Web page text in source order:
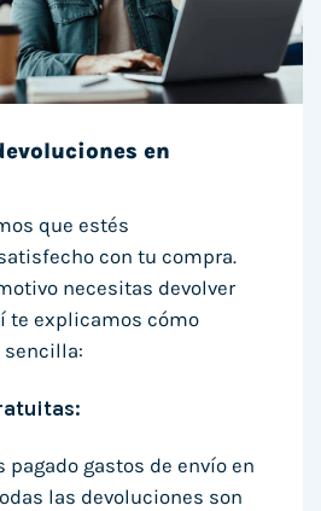
en
que estés
con tu compra.
necesitas devolver
te explicamos cómo
sencilla:
pagado gastos de envío en
las devoluciones son